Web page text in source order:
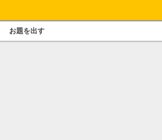
お題を出す